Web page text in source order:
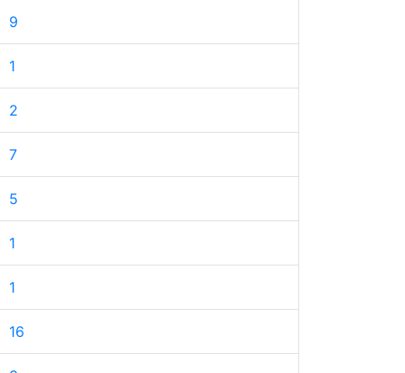
9
1
2
7
5
1
1
16